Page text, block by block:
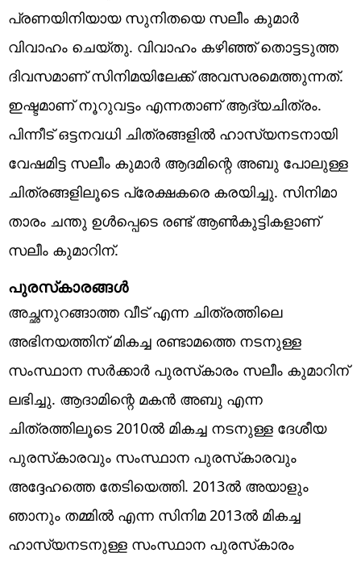
പ്രണയിനിയായ സുനിതയെ സലീം കുമാര്‍
വിവാഹം ചെയ്തു. വിവാഹം കഴിഞ്ഞ് തൊട്ടടുത്ത
ദിവസമാണ് സിനിമയിലേക്ക് അവസരമെത്തുന്നത്.
ഇഷ്ടമാണ് നൂറുവട്ടം എന്നതാണ് ആദ്യചിത്രം.
പിന്നീട് ഒട്ടനവധി ചിത്രങ്ങളില്‍ ഹാസ്യനടനായി
വേഷമിട്ട സലീം കുമാര്‍ ആദമിന്റെ അബു പോലുള്ള
ചിത്രങ്ങളിലൂടെ പ്രേക്ഷകരെ കരയിച്ചു. സിനിമാ
താരം ചന്തു ഉള്‍പ്പെടെ രണ്ട് ആണ്‍കുട്ടികളാണ്
സലീം കുമാറിന്.
പുരസ്‌കാരങ്ങള്‍
അച്ഛനുറങ്ങാത്ത വീട് എന്ന ചിത്രത്തിലെ
അഭിനയത്തിന് മികച്ച രണ്ടാമത്തെ നടനുള്ള
സംസ്ഥാന സര്‍ക്കാര്‍ പുരസ്‌കാരം സലീം കുമാറിന്
ലഭിച്ചു. ആദാമിന്റെ മകന്‍ അബു എന്ന
ചിത്രത്തിലൂടെ 2010ല്‍ മികച്ച നടനുള്ള ദേശീയ
പുരസ്‌കാരവും സംസ്ഥാന പുരസ്‌കാരവും
അദ്ദേഹത്തെ തേടിയെത്തി. 2013ല്‍ അയാളും
ഞാനും തമ്മില്‍ എന്ന സിനിമ 2013ല്‍ മികച്ച
ഹാസ്യനടനുള്ള സംസ്ഥാന പുരസ്‌കാരം